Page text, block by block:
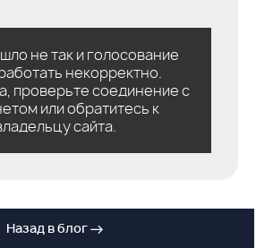
не так и голосование
некорректно.
проверьте соединение с
или обратитесь к
сайта.
Назад в блог